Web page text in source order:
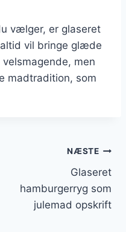
vælger, er glaseret
vil bringe glæde
men
madtradition, som
NÆSTE
Glaseret
hamburgerryg som
julemad opskrift